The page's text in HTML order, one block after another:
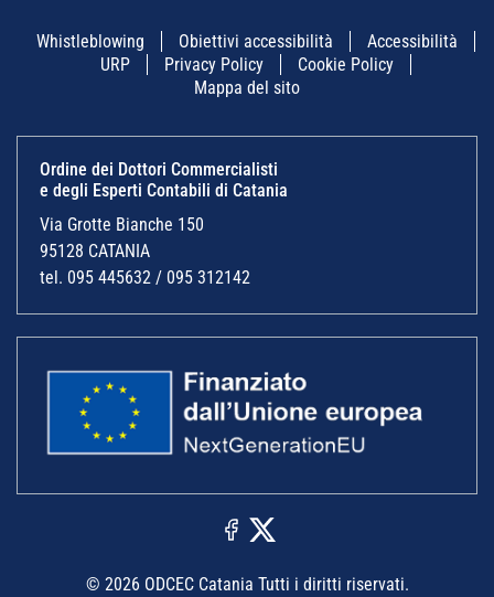
Whistleblowing Obiettivi accessibilità
Accessibilità
URP
Privacy Policy
Cookie Policy
Mappa del sito
Ordine dei Dottori Commercialisti
e degli Esperti Contabili di Catania
Via Grotte Bianche 150
95128 CATANIA
tel. 095 445632 / 095 312142
© 2026 ODCEC Catania Tutti i diritti riservati.